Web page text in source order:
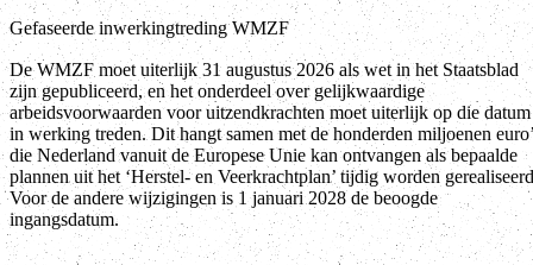
Gefaseerde inwerkingtreding WMZF
De WMZF moet uiterlijk 31 augustus 2026 als wet in het Staatsblad
zijn gepubliceerd, en het onderdeel over gelijkwaardige
arbeidsvoorwaarden voor uitzendkrachten moet uiterlijk op die datum
in werking treden. Dit hangt samen met de honderden miljoenen
die Nederland vanuit de Europese Unie kan ontvangen als bepaalde
plannen uit het ‘Herstel- en Veerkrachtplan’ tijdig worden
Voor de andere wijzigingen is 1 januari 2028 de beoogde
ingangsdatum.